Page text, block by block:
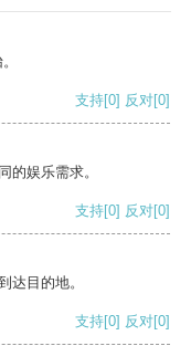
支持[0] 反对[0]
的娱乐需求。
支持[0] 反对[0]
达目的地。
支持[0] 反对[0]